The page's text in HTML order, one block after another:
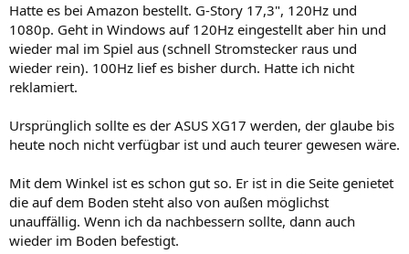
Hatte es bei Amazon bestellt. G-Story 17,3", 120Hz und
1080p. Geht in Windows auf 120Hz eingestellt aber hin und
wieder mal im Spiel aus (schnell Stromstecker raus und
wieder rein). 100Hz lief es bisher durch. Hatte ich nicht
reklamiert.
Ursprünglich sollte es der ASUS XG17 werden, der glaube bis
heute noch nicht verfügbar ist und auch teurer gewesen wäre.
Mit dem Winkel ist es schon gut so. Er ist in die Seite genietet
die auf dem Boden steht also von außen möglichst
unauffällig. Wenn ich da nachbessern sollte, dann auch
wieder im Boden befestigt.